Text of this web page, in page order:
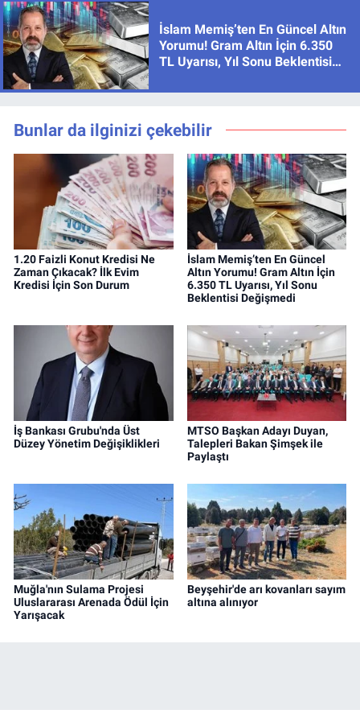
İslam Memiş’ten En Güncel Altın
Yorumu! Gram Altın İçin 6.350
TL Uyarısı, Yıl Sonu Beklentisi
Bunlar da ilginizi çekebilir
1.20 Faizli Konut Kredisi Ne
Zaman Çıkacak? İlk Evim
Kredisi İçin Son Durum
İslam Memiş’ten En Güncel
Altın Yorumu! Gram Altın İçin
6.350 TL Uyarısı, Yıl Sonu
Beklentisi Değişmedi
İş Bankası Grubu'nda Üst
Düzey Yönetim Değişiklikleri
MTSO Başkan Adayı Duyan,
Talepleri Bakan Şimşek ile
Paylaştı
Muğla'nın Sulama Projesi
Uluslararası Arenada Ödül İçin
Yarışacak
Beyşehir'de arı kovanları sayım
altına alınıyor